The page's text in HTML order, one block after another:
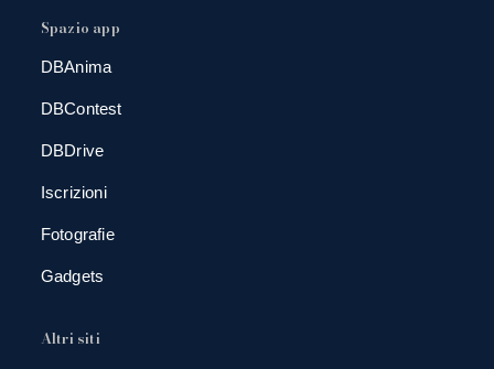
Spazio app
DBAnima
DBContest
DBDrive
Iscrizioni
Fotografie
Gadgets
Altri siti